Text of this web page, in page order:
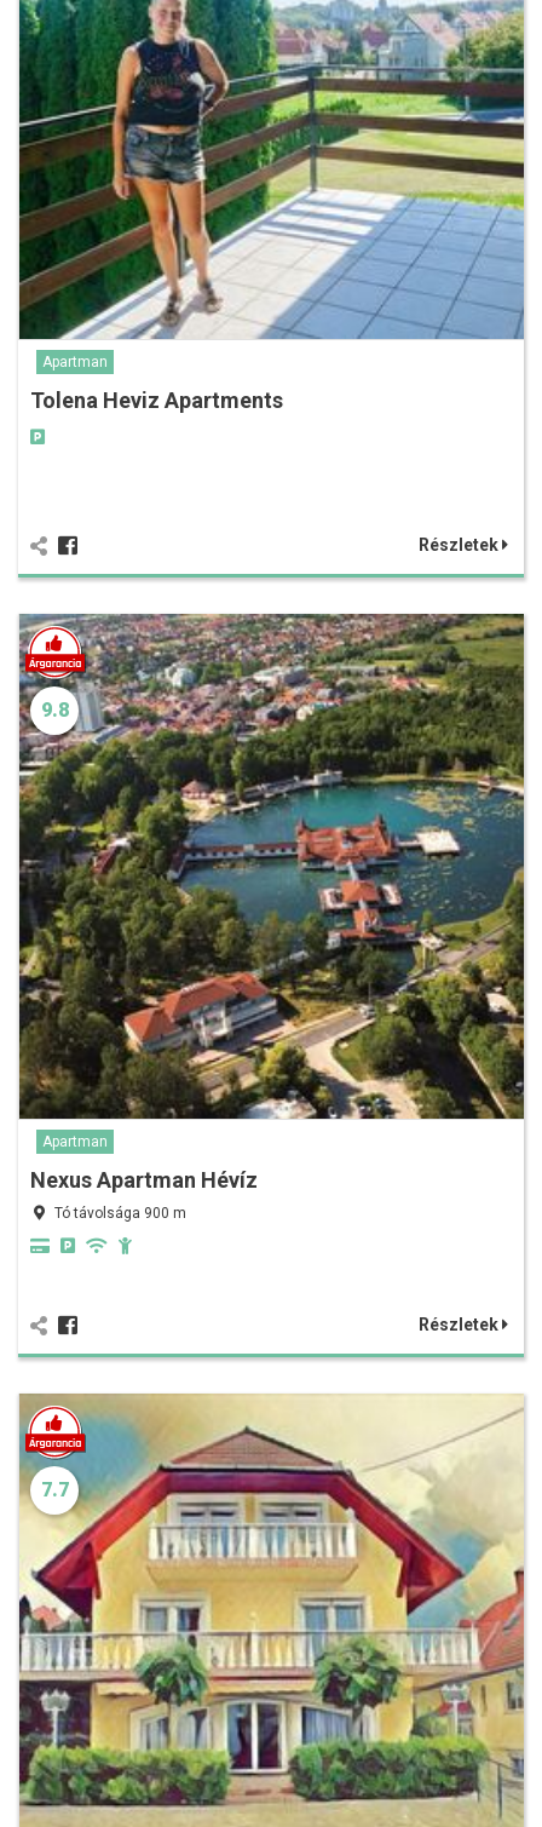
Apartman
Tolena Heviz Apartments
Részletek
9.8
Apartman
Nexus Apartman Hévíz
Tó távolsága 900 m
Részletek
7.7